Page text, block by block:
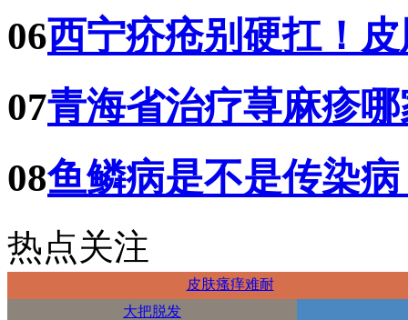
06西宁疥疮别硬扛！
07青海省治疗荨麻疹
08鱼鳞病是不是传染
热点关注
皮肤瘙痒难耐
大把脱发